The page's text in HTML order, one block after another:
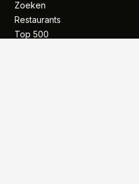
Zoeken
Restaurants
Top 500